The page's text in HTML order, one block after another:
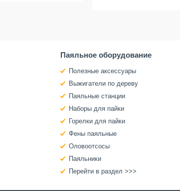
Паяльное оборудование
Полезные аксессуары
Выжигатели по дереву
Паяльные станции
Наборы для пайки
Горелки для пайки
Фены паяльные
Оловоотсосы
Паяльники
Перейти в раздел >>>